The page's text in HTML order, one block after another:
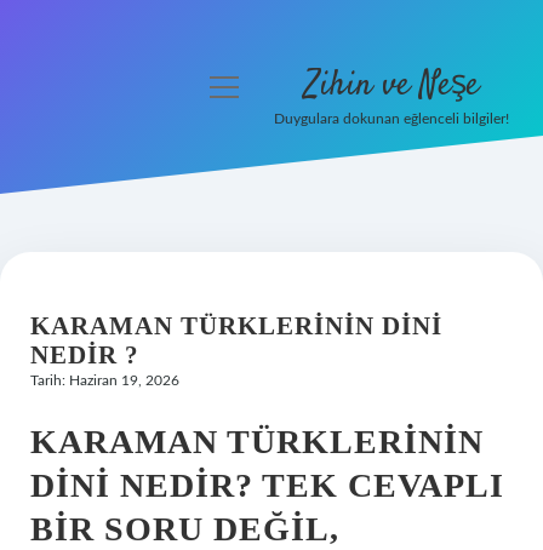
Hakkımızda
menüyü
Zihin ve Neşe
Duygulara dokunan eğlenceli bilgiler!
KARAMAN TÜRKLERININ DINI
NEDIR ?
Tarih: Haziran 19, 2026
KARAMAN TÜRKLERININ
DINI NEDIR? TEK CEVAPLI
BIR SORU DEĞIL,